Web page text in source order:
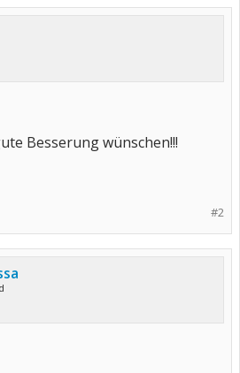
Besserung wünschen!!!
#2